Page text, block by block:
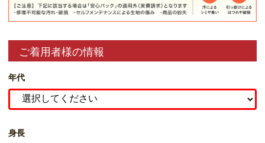
ご着用者様の情報
年代
身長